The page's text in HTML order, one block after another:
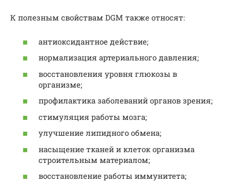
К полезным свойствам DGM также относят:
антиоксидантное действие;
нормализация артериального давления;
восстановления уровня глюкозы в
организме;
профилактика заболеваний органов зрения;
стимуляция работы мозга;
улучшение липидного обмена;
насыщение тканей и клеток организма
строительным материалом;
восстановление работы иммунитета;